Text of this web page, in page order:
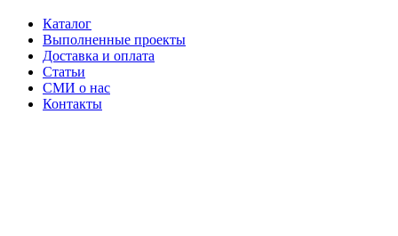
Каталог
Выполненные проекты
Доставка и оплата
Статьи
СМИ о нас
Контакты